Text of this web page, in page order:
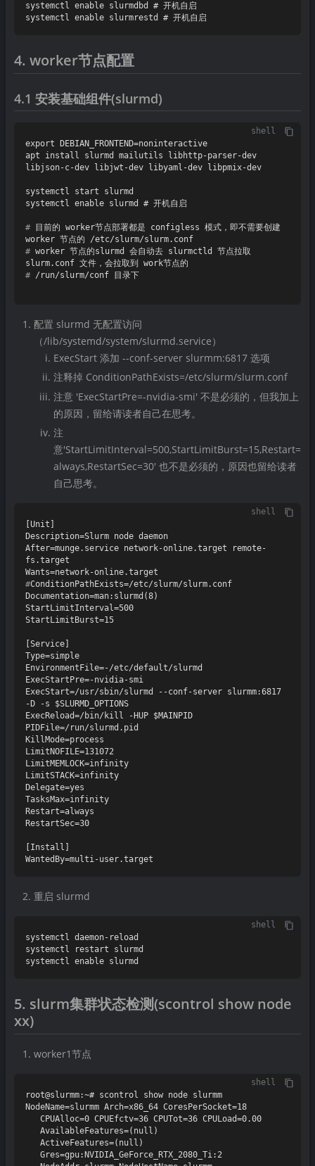
systemctl enable slurmdbd # 开机自启
4. worker节点配置
4.1 安装基础组件(slurmd)
shell
export DEBIAN_FRONTEND=noninteractive
apt install slurmd mailutils libhttp-parser-dev
libjson-c-dev libjwt-dev libyaml-dev libpmix-dev
systemctl start slurmd
# 目前的 worker节点部署都是 configless 模式，即不需要创建
worker 节点的 /etc/slurm/slurm.conf
# worker 节点的slurmd 会自动去 slurmctld 节点拉取
slurm.conf 文件，会拉取到 work节点的
# /run/slurm/conf 目录下
配置 slurmd 无配置访问
（/lib/systemd/system/slurmd.service）
ExecStart 添加 --conf-server slurmm:6817 选项
注释掉 ConditionPathExists=/etc/slurm/slurm.conf
注意 'ExecStartPre=-nvidia-smi' 不是必须的，但我加上
的原因，留给请读者自己在思考。
注
意'StartLimitInterval=500,StartLimitBurst=15,Restart=
always,RestartSec=30' 也不是必须的，原因也留给读者
自己思考。
shell
[Unit]
Description=Slurm node daemon
After=munge.service network-online.target remote-
fs.target
#ConditionPathExists=/etc/slurm/slurm.conf
Documentation=man:slurmd(8)
StartLimitInterval=500
StartLimitBurst=15
[Service]
Type=simple
EnvironmentFile=-/etc/default/slurmd
ExecStartPre=-nvidia-smi
ExecStart=/usr/sbin/slurmd --conf-server slurmm:6817
-D -s $SLURMD_OPTIONS
ExecReload=/bin/kill -HUP $MAINPID
PIDFile=/run/slurmd.pid
KillMode=process
LimitNOFILE=131072
LimitMEMLOCK=infinity
LimitSTACK=infinity
Delegate=yes
TasksMax=infinity
Restart=always
RestartSec=30
[Install]
重启 slurmd
shell
systemctl daemon-reload
systemctl restart slurmd
5. slurm集群状态检测(scontrol show node
xx)
worker1节点
shell
root@slurmm:~# scontrol show node slurmm
NodeName=slurmm Arch=x86_64 CoresPerSocket=18